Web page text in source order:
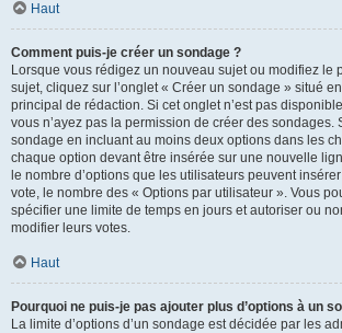
Haut
Comment puis-je créer un sondage ?
Lorsque vous rédigez un nouveau sujet ou modifiez le
sujet, cliquez sur l’onglet « Créer un sondage » situé
principal de rédaction. Si cet onglet n’est pas
vous n’ayez pas la permission de créer des sondages.
sondage en incluant au moins deux options dans les
chaque option devant être insérée sur une nouvelle
le nombre d’options que les utilisateurs peuvent
vote, le nombre des « Options par utilisateur ». Vous
spécifier une limite de temps en jours et autoriser ou
modifier leurs votes.
Haut
Pourquoi ne puis-je pas ajouter plus d’options à un
La limite d’options d’un sondage est décidée par les